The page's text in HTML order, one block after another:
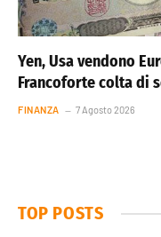
Yen, Usa vendono
Francoforte colta di
FINANZA 7 Agosto 2026
TOP POSTS